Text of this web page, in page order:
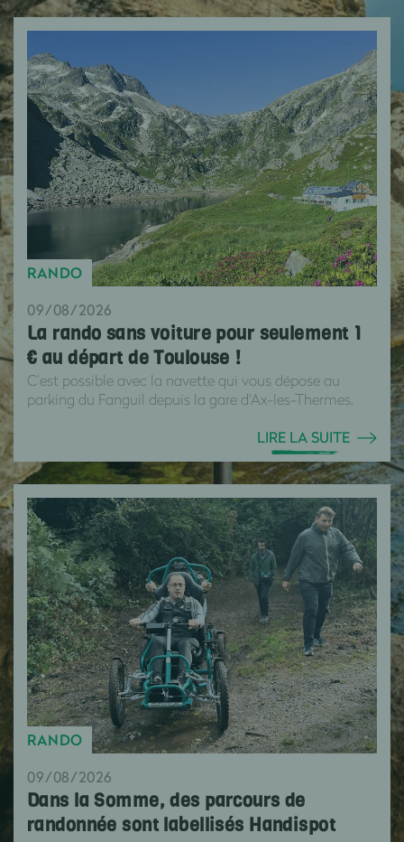
RANDO
09/08/2026
La rando sans voiture pour seulement 1
€ au départ de Toulouse !
C’est possible avec la navette qui vous dépose au
parking du Fanguil depuis la gare d'Ax-les-Thermes.
LIRE LA SUITE
RANDO
09/08/2026
Dans la Somme, des parcours de
randonnée sont labellisés Handispot